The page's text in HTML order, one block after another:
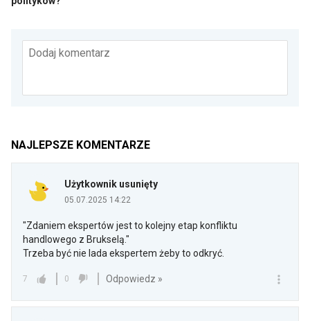
Dodaj komentarz
NAJLEPSZE KOMENTARZE
Użytkownik usunięty
05.07.2025 14:22
"Zdaniem ekspertów jest to kolejny etap konfliktu
handlowego z Brukselą."
Trzeba być nie lada ekspertem żeby to odkryć.
7 0 Odpowiedz »